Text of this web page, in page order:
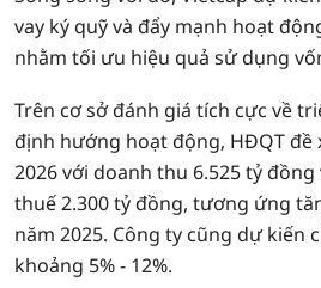
vay ký quỹ và đẩy mạnh hoạt
nhằm tối ưu hiệu quả sử dụng
Trên cơ sở đánh giá tích cực về
định hướng hoạt động, HĐQT đề
2026 với doanh thu 6.525 tỷ
thuế 2.300 tỷ đồng, tương ứng
năm 2025. Công ty cũng dự kiến
khoảng 5% - 12%.